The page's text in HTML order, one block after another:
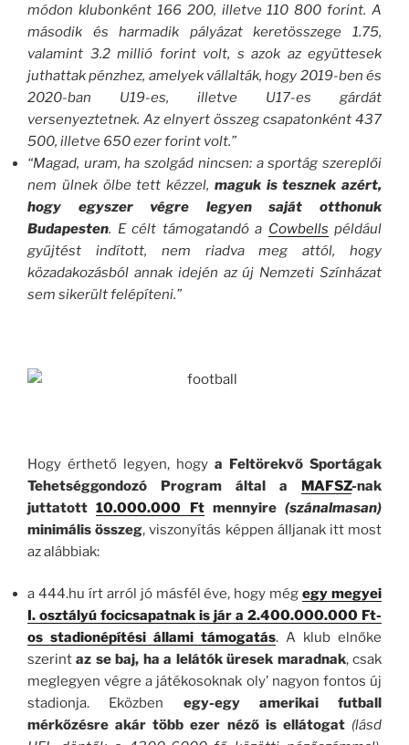
módon klubonként 166 200, illetve 110 800 forint. A
második és harmadik pályázat keretösszege 1.75,
valamint 3.2 millió forint volt, s azok az együttesek
juthattak pénzhez, amelyek vállalták, hogy 2019-ben és
2020-ban U19-es, illetve U17-es gárdát
versenyeztetnek. Az elnyert összeg csapatonként 437
500, illetve 650 ezer forint volt.”
“Magad, uram, ha szolgád nincsen: a sportág szereplői
nem ülnek ölbe tett kézzel, maguk is tesznek azért,
hogy egyszer végre legyen saját otthonuk
Budapesten. E célt támogatandó a Cowbells például
gyűjtést indított, nem riadva meg attól, hogy
közadakozásból annak idején az új Nemzeti Színházat
sem sikerült felépíteni.”
Hogy érthető legyen, hogy a Feltörekvő Sportágak
Tehetséggondozó Program által a MAFSZ-nak
juttatott10.000.000 Ftmennyire (szánalmasan)
minimális összeg, viszonyítás képpen álljanak itt most
az alábbiak:
a 444.hu írt arról jó másfél éve, hogy mégegy megyei
I. osztályú focicsapatnak is jár a 2.400.000.000 Ft-
os stadionépítési állami támogatás. A klub elnőke
szerintaz se baj, ha a lelátók üresek maradnak, csak
meglegyen végre a játékosoknak oly’ nagyon fontos új
stadionja. Eközben egy-egy amerikai futball
mérkőzésre akár több ezer néző is ellátogat (lásd